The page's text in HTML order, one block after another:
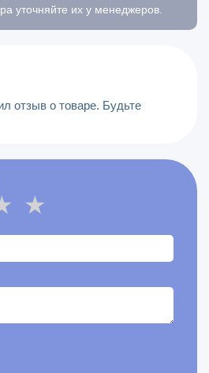
уточняйте их у менеджеров.
отзыв о товаре. Будьте